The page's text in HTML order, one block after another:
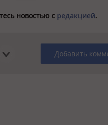
новостью с редакцией.
Добавить